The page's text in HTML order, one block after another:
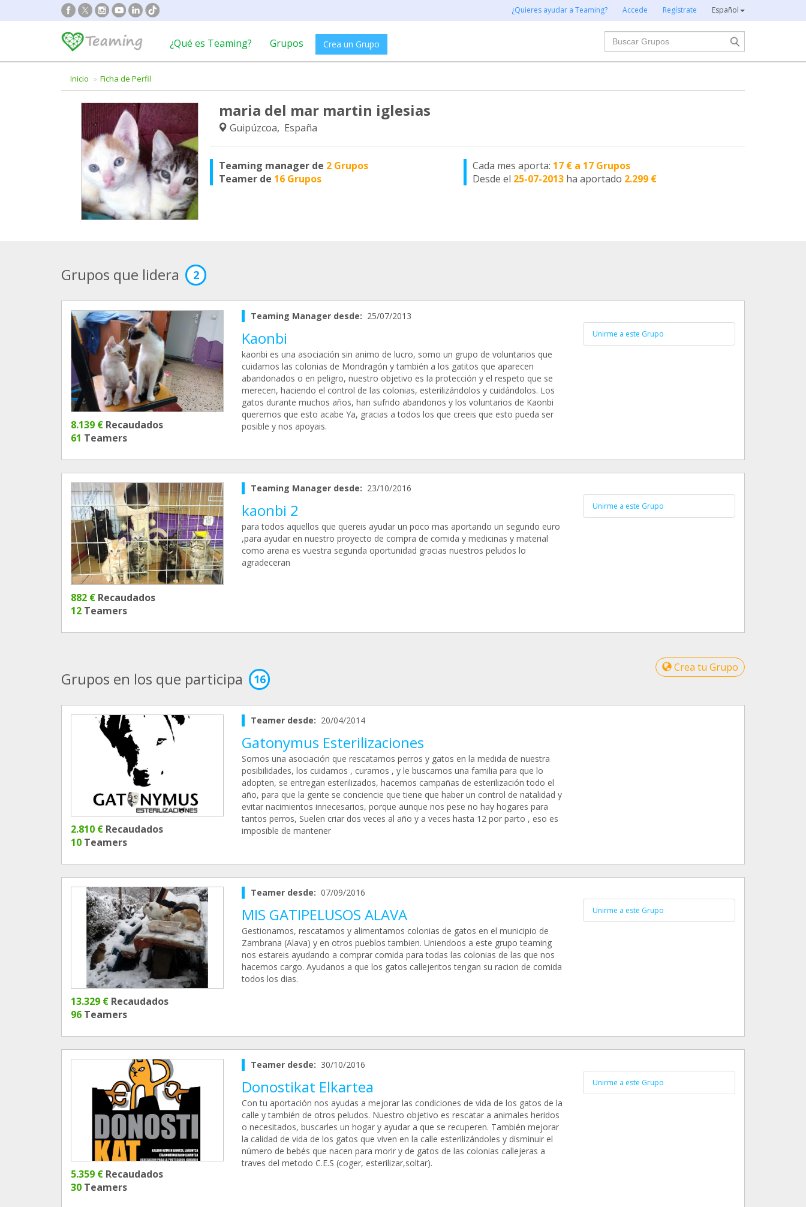
¿Quieres ayudar a Teaming? Accede Regístrate Español
¿Qué es Teaming? Grupos Crea un Grupo
Buscar
Inicio Ficha de Perfil
maria del mar martin iglesias
Guipúzcoa, España
Teaming manager de 2 Grupos
Teamer de 16 Grupos
Cada mes aporta: 17 € a 17 Grupos
Desde el 25-07-2013 ha aportado 2.299 €
Grupos que lidera 2
8.139 € Recaudados
61 Teamers
Teaming Manager desde: 25/07/2013
Kaonbi
kaonbi es una asociación sin animo de lucro, somo un grupo de voluntarios que
cuidamos las colonias de Mondragón y también a los gatitos que aparecen
abandonados o en peligro, nuestro objetivo es la protección y el respeto que se
merecen, haciendo el control de las colonias, esterilizándolos y cuidándolos. Los
gatos durante muchos años, han sufrido abandonos y los voluntarios de Kaonbi
queremos que esto acabe Ya, gracias a todos los que creeis que esto pueda ser
posible y nos apoyais.
Unirme a este Grupo
882 € Recaudados
12 Teamers
Teaming Manager desde: 23/10/2016
kaonbi 2
para todos aquellos que quereis ayudar un poco mas aportando un segundo euro
,para ayudar en nuestro proyecto de compra de comida y medicinas y material
como arena es vuestra segunda oportunidad gracias nuestros peludos lo
agradeceran
Unirme a este Grupo
Crea tu Grupo
Grupos en los que participa 16
2.810 € Recaudados
10 Teamers
Teamer desde: 20/04/2014
Gatonymus Esterilizaciones
Somos una asociación que rescatamos perros y gatos en la medida de nuestra
posibilidades, los cuidamos , curamos , y le buscamos una familia para que lo
adopten, se entregan esterilizados, hacemos campañas de esterilización todo el
año, para que la gente se conciencie que tiene que haber un control de natalidad y
evitar nacimientos innecesarios, porque aunque nos pese no hay hogares para
tantos perros, Suelen criar dos veces al año y a veces hasta 12 por parto , eso es
imposible de mantener
13.329 € Recaudados
96 Teamers
Teamer desde: 07/09/2016
MIS GATIPELUSOS ALAVA
Gestionamos, rescatamos y alimentamos colonias de gatos en el municipio de
Zambrana (Alava) y en otros pueblos tambien. Uniendoos a este grupo teaming
nos estareis ayudando a comprar comida para todas las colonias de las que nos
hacemos cargo. Ayudanos a que los gatos callejeritos tengan su racion de comida
todos los dias.
Unirme a este Grupo
5.359 € Recaudados
30 Teamers
Teamer desde: 30/10/2016
Donostikat Elkartea
Con tu aportación nos ayudas a mejorar las condiciones de vida de los gatos de la
calle y también de otros peludos. Nuestro objetivo es rescatar a animales heridos
o necesitados, buscarles un hogar y ayudar a que se recuperen. También mejorar
la calidad de vida de los gatos que viven en la calle esterilizándoles y disminuir el
número de bebés que nacen para morir y de gatos de las colonias callejeras a
traves del metodo C.E.S (coger, esterilizar,soltar).
Unirme a este Grupo